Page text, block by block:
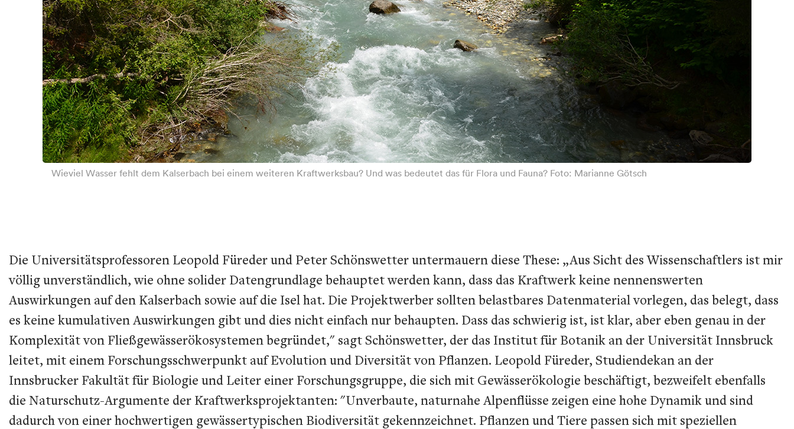
Wieviel Wasser fehlt dem Kalserbach bei einem weiteren Kraftwerksbau? Und was bedeutet das für Flora und Fauna? Foto: Marianne Götsch
Die Universitätsprofessoren Leopold Füreder und Peter Schönswetter untermauern diese These: „Aus Sicht des Wissenschaftlers ist mir
völlig unverständlich, wie ohne solider Datengrundlage behauptet werden kann, dass das Kraftwerk keine nennenswerten
Auswirkungen auf den Kalserbach sowie auf die Isel hat. Die Projektwerber sollten belastbares Datenmaterial vorlegen, das belegt, dass
es keine kumulativen Auswirkungen gibt und dies nicht einfach nur behaupten. Dass das schwierig ist, ist klar, aber eben genau in der
Komplexität von Fließgewässerökosystemen begründet," sagt Schönswetter, der das Institut für Botanik an der Universität Innsbruck
leitet, mit einem Forschungsschwerpunkt auf Evolution und Diversität von Pflanzen. Leopold Füreder, Studiendekan an der
Innsbrucker Fakultät für Biologie und Leiter einer Forschungsgruppe, die sich mit Gewässerökologie beschäftigt, bezweifelt ebenfalls
die Naturschutz-Argumente der Kraftwerksprojektanten: "Unverbaute, naturnahe Alpenflüsse zeigen eine hohe Dynamik und sind
dadurch von einer hochwertigen gewässertypischen Biodiversität gekennzeichnet. Pflanzen und Tiere passen sich mit speziellen